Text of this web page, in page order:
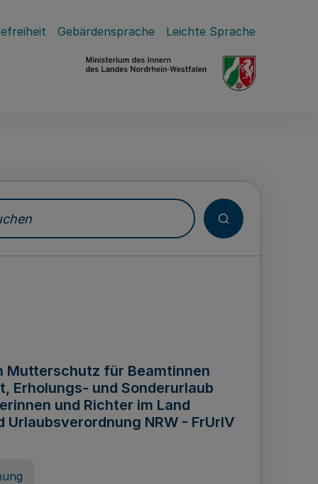
Gebärdensprache Leichte Sprache
Mutterschutz für Beamtinnen
Erholungs- und Sonderurlaub
und Richter im Land
NRW - FrUrlV